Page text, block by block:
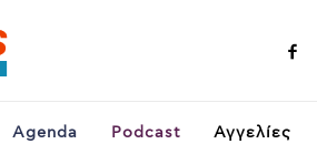
Agenda Podcast Αγγελίες